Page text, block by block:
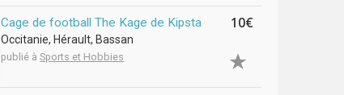
Cage de football The Kage de Kipsta
Occitanie, Hérault, Bassan
publié àSports et Hobbies
10€